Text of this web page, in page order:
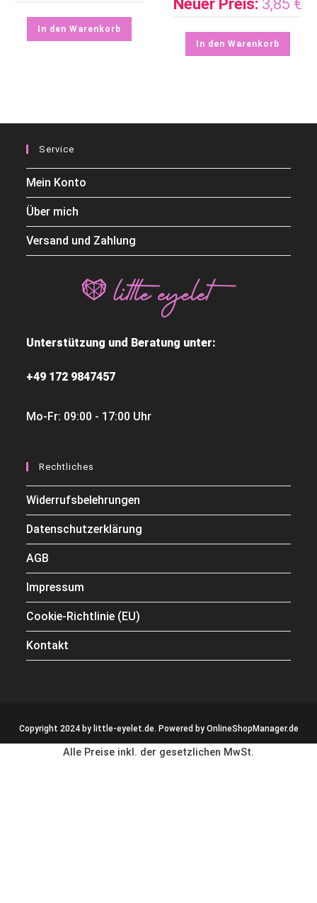
In den Warenkorb
Neuer Preis: 3,85 €
In den Warenkorb
Service
Mein Konto
Über mich
Versand und Zahlung
Unterstützung und Beratung unter:
+49 172 9847457
Mo-Fr: 09:00 - 17:00 Uhr
Rechtliches
Widerrufsbelehrungen
Datenschutzerklärung
AGB
Impressum
Cookie-Richtlinie (EU)
Kontakt
Copyright 2024 by little-eyelet.de. Powered by OnlineShopManager.de
Alle Preise inkl. der gesetzlichen MwSt.